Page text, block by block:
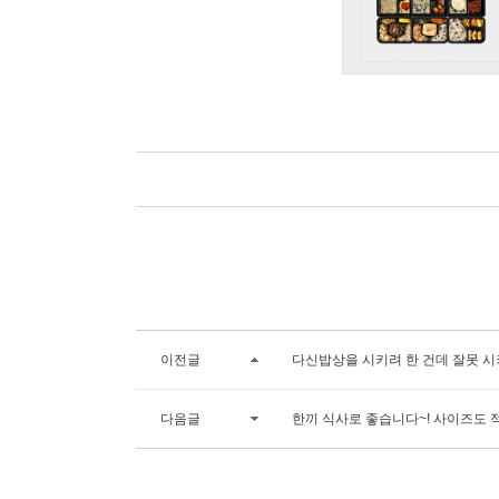
이전글 다신밥상을 시키려 한 건데 잘못 시
다음글 한끼 식사로 좋습니다~! 사이즈도